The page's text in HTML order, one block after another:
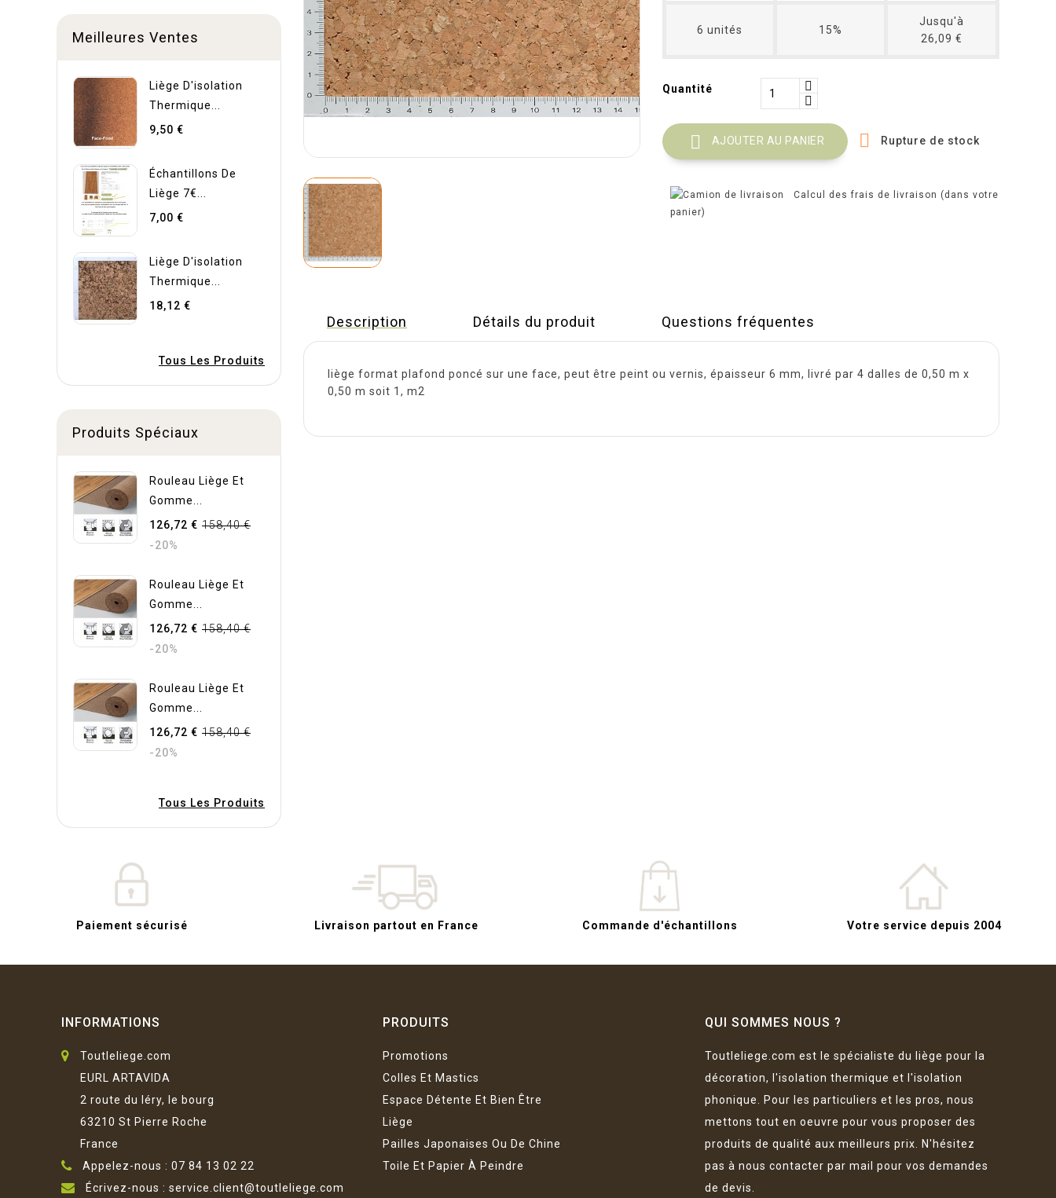
Meilleures Ventes
Liège D'isolation
Thermique...
9,50 €
Échantillons De
Liège 7€...
7,00 €
Liège D'isolation
Thermique...
18,12 €
Tous Les Produits
Produits Spéciaux
Rouleau Liège Et
Gomme...
126,72 € 158,40 €
-20%
Rouleau Liège Et
Gomme...
126,72 € 158,40 €
-20%
Rouleau Liège Et
Gomme...
126,72 € 158,40 €
-20%
Tous Les Produits
6 unités 15%
Jusqu'à
26,09 €
Quantité
 AJOUTER AU PANIER  Rupture de stock
Calcul des frais de livraison (dans votre
panier)
Description Détails du produit Questions fréquentes
liège format plafond poncé sur une face, peut être peint ou vernis, épaisseur 6 mm, livré par 4 dalles de 0,50 m x
0,50 m soit 1, m2
Paiement sécurisé Livraison partout en France Commande d'échantillons Votre service depuis 2004
INFORMATIONS
Toutleliege.com
EURL ARTAVIDA
2 route du léry, le bourg
63210 St Pierre Roche
France
Appelez-nous : 07 84 13 02 22
Écrivez-nous : service.client@toutleliege.com
PRODUITS
Promotions
Colles Et Mastics
Espace Détente Et Bien Être
Liège
Pailles Japonaises Ou De Chine
Toile Et Papier À Peindre
QUI SOMMES NOUS ?
Toutleliege.com est le spécialiste du liège pour la
décoration, l'isolation thermique et l'isolation
phonique. Pour les particuliers et les pros, nous
mettons tout en oeuvre pour vous proposer des
produits de qualité aux meilleurs prix. N'hésitez
pas à nous contacter par mail pour vos demandes
de devis.